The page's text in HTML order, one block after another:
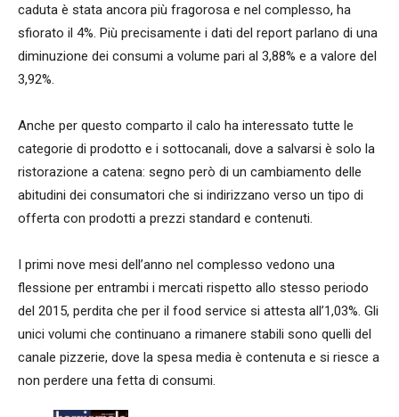
caduta è stata ancora più fragorosa e nel complesso, ha
sfiorato il 4%. Più precisamente i dati del report parlano di una
diminuzione dei consumi a volume pari al 3,88% e a valore del
3,92%.
Anche per questo comparto il calo ha interessato tutte le
categorie di prodotto e i sottocanali, dove a salvarsi è solo la
ristorazione a catena: segno però di un cambiamento delle
abitudini dei consumatori che si indirizzano verso un tipo di
offerta con prodotti a prezzi standard e contenuti.
I primi nove mesi dell’anno nel complesso vedono una
flessione per entrambi i mercati rispetto allo stesso periodo
del 2015, perdita che per il food service si attesta all’1,03%. Gli
unici volumi che continuano a rimanere stabili sono quelli del
canale pizzerie, dove la spesa media è contenuta e si riesce a
non perdere una fetta di consumi.